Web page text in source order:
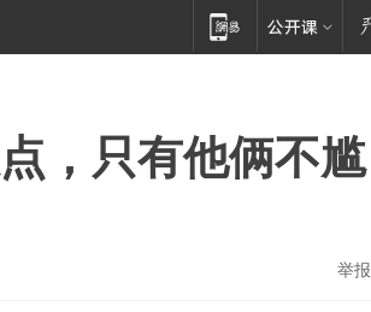
，只有他俩不尴
举报